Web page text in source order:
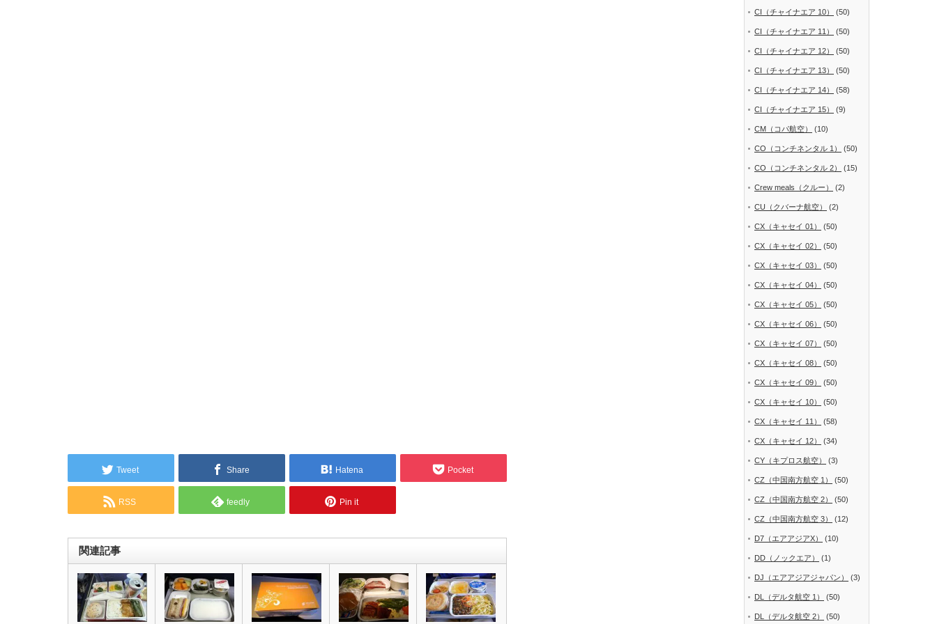
Tweet Share Hatena Pocket
RSS feedly Pin it
関連記事
CI（チャイナエア 10） (50)
CI（チャイナエア 11） (50)
CI（チャイナエア 12） (50)
CI（チャイナエア 13） (50)
CI（チャイナエア 14） (58)
CI（チャイナエア 15） (9)
CM（コパ航空） (10)
CO（コンチネンタル 1） (50)
CO（コンチネンタル 2） (15)
Crew meals（クルー） (2)
CU（クバーナ航空） (2)
CX（キャセイ 01） (50)
CX（キャセイ 02） (50)
CX（キャセイ 03） (50)
CX（キャセイ 04） (50)
CX（キャセイ 05） (50)
CX（キャセイ 06） (50)
CX（キャセイ 07） (50)
CX（キャセイ 08） (50)
CX（キャセイ 09） (50)
CX（キャセイ 10） (50)
CX（キャセイ 11） (58)
CX（キャセイ 12） (34)
CY（キプロス航空） (3)
CZ（中国南方航空 1） (50)
CZ（中国南方航空 2） (50)
CZ（中国南方航空 3） (12)
D7（エアアジアX） (10)
DD（ノックエア） (1)
DJ（エアアジアジャパン） (3)
DL（デルタ航空 1） (50)
DL（デルタ航空 2） (50)